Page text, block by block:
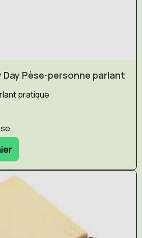
Day Pèse-personne parlant
pratique